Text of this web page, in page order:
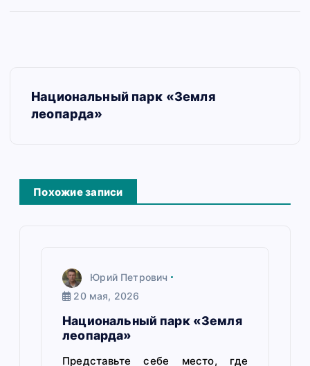
а
Национальный парк «Земля
леопарда»
Похожие записи
Юрий Петрович
20 мая, 2026
Национальный парк «Земля
леопарда»
Представьте себе место, где